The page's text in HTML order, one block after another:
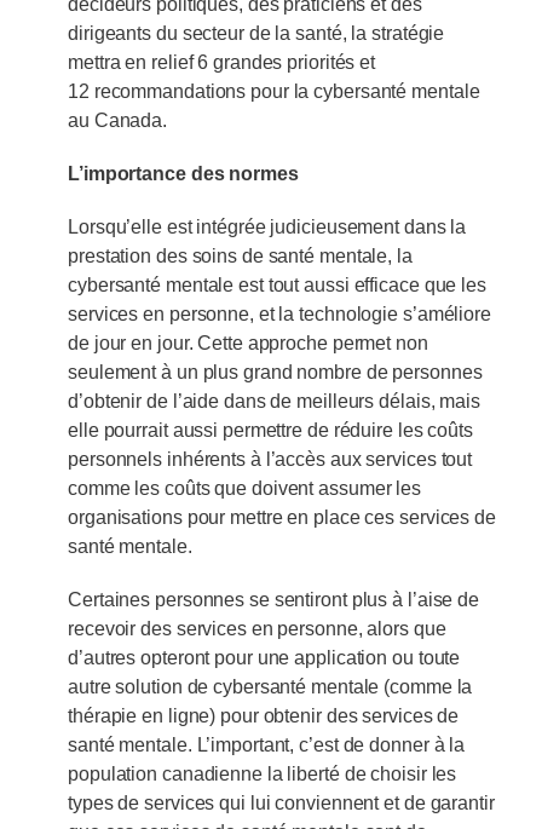
dirigeants du secteur de la santé, la stratégie
mettra en relief 6 grandes priorités et
12 recommandations pour la cybersanté mentale
au Canada.
L’importance des normes
Lorsqu’elle est intégrée judicieusement dans la
prestation des soins de santé mentale, la
cybersanté mentale est tout aussi efficace que les
services en personne, et la technologie s’améliore
de jour en jour. Cette approche permet non
seulement à un plus grand nombre de personnes
d’obtenir de l’aide dans de meilleurs délais, mais
elle pourrait aussi permettre de réduire les coûts
personnels inhérents à l’accès aux services tout
comme les coûts que doivent assumer les
organisations pour mettre en place ces services de
santé mentale.
Certaines personnes se sentiront plus à l’aise de
recevoir des services en personne, alors que
d’autres opteront pour une application ou toute
autre solution de cybersanté mentale (comme la
thérapie en ligne) pour obtenir des services de
santé mentale. L’important, c’est de donner à la
population canadienne la liberté de choisir les
types de services qui lui conviennent et de garantir